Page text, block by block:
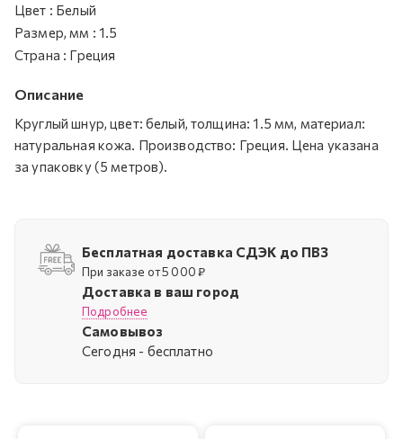
Цвет : Белый
Размер, мм : 1.5
Страна : Греция
Описание
Круглый шнур, цвет: белый, толщина: 1.5 мм, материал:
натуральная кожа. Производство: Греция. Цена указана
за упаковку (5 метров).
Бесплатная доставка СДЭК до ПВЗ
При заказе от 5 000 ₽
Доставка в ваш город
Подробнее
Самовывоз
Cегодня - бесплатно